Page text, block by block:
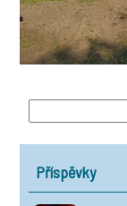
Příspěvky